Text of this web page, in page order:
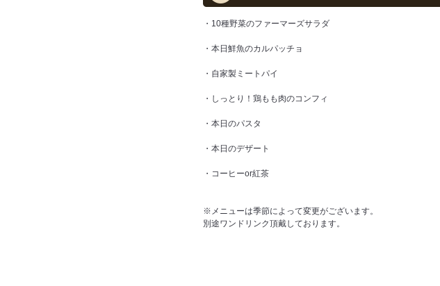
・10種野菜のファーマーズサラダ
・本日鮮魚のカルパッチョ
・自家製ミートパイ
・しっとり！鶏もも肉のコンフィ
・本日のパスタ
・本日のデザート
・コーヒーor紅茶
※メニューは季節によって変更がございます。
別途ワンドリンク頂戴しております。